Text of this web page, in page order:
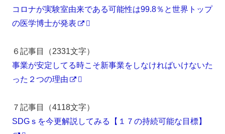
コロナが実験室由来である可能性は99.8％と世界トップ
の医学博士が発表
６記事目（2331文字）
事業が安定してる時こそ新事業をしなければいけないた
った２つの理由
７記事目（4118文字）
SDGｓを今更解説してみる【１７の持続可能な目標】